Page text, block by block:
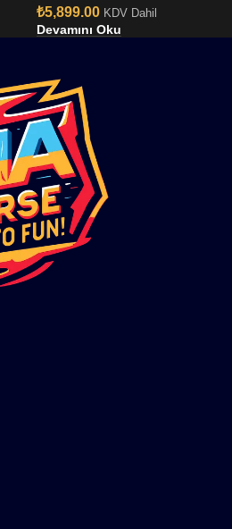
₺5,899.00 KDV Dahil
Devamını Oku